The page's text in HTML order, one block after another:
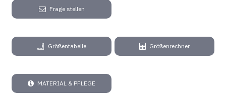
Frage stellen
Größentabelle Größenrechner
MATERIAL & PFLEGE